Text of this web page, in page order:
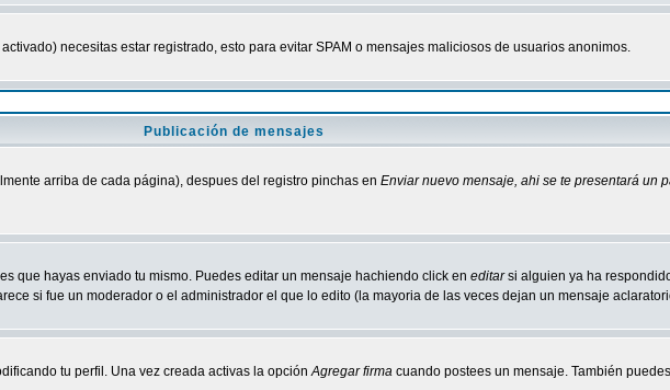
necesitas estar registrado, esto para evitar SPAM o mensajes maliciosos de usuarios anonimos.
Publicación de mensajes
arriba de cada página), despues del registro pinchas en Enviar nuevo mensaje, ahi se te presentará un
que hayas enviado tu mismo. Puedes editar un mensaje hachiendo click en editarsi alguien ya ha
si fue un moderador o el administrador el que lo edito (la mayoria de las veces dejan un mensaje
tu perfil. Una vez creada activas la opciónAgregar firma cuando postees un mensaje. También